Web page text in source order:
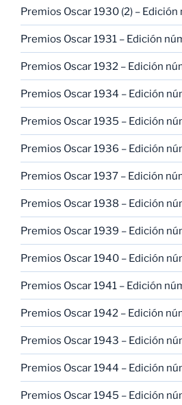
Premios Oscar 1930 (2) –
Premios Oscar 1931 – Edición
Premios Oscar 1932 – Edición
Premios Oscar 1934 – Edición
Premios Oscar 1935 – Edición
Premios Oscar 1936 – Edición
Premios Oscar 1937 – Edición
Premios Oscar 1938 – Edición
Premios Oscar 1939 – Edición
Premios Oscar 1940 – Edición
Premios Oscar 1941 – Edición
Premios Oscar 1942 – Edición
Premios Oscar 1943 – Edición
Premios Oscar 1944 – Edición
Premios Oscar 1945 – Edición